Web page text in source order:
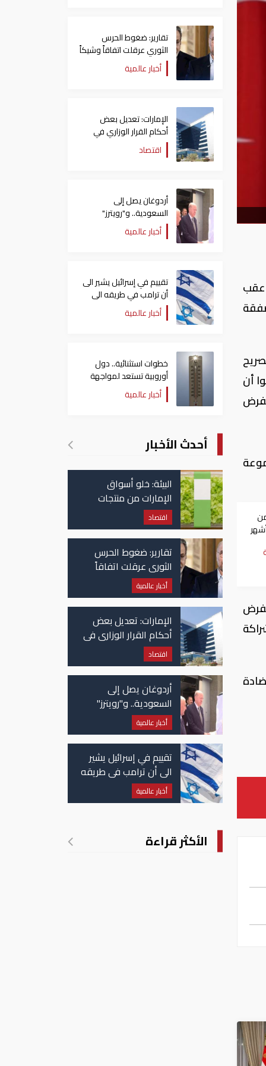
عقب
أن
تقارير: ضغوط الحرس
الثوري عرقلت اتفاقاً وشيكاً
حول هرمز
أخبار عالمية
الإمارات: تعديل بعض
أحكام القرار الوزاري في
شأن الضريبة على الشركات
والأعمال
اقتصاد
أردوغان يصل إلى
السعودية.. و"رويترز"
تكشف تفاصيل الاتفاق
المرتقب
أخبار عالمية
تقييم في إسرائيل يشير الى
أن ترامب في طريقه الى
إبرام اتفاق مع إيران
أخبار عالمية
خطوات استثنائية.. دول
أوروبية تستعد لمواجهة
موجة حر غير مسبوقة
أخبار عالمية
أحدث الأخبار
البيئة: خلو أسواق
الإمارات من منتجات
الخس المرتبطة بتفشي
داء السيكلوسبورا
اقتصاد
تقارير: ضغوط الحرس
الثوري عرقلت اتفاقاً
وشيكاً حول هرمز
أخبار عالمية
الإمارات: تعديل بعض
أحكام القرار الوزاري في
شأن الضريبة على
الشركات والأعمال
اقتصاد
أردوغان يصل إلى
السعودية.. و"رويترز"
تكشف تفاصيل الاتفاق
المرتقب
أخبار عالمية
تقييم في إسرائيل يشير
الى أن ترامب في طريقه
الى إبرام اتفاق مع إيران
أخبار عالمية
الأكثر قراءة